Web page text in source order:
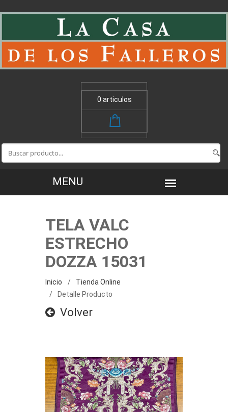
0 articulos
TELA VALC
ESTRECHO
DOZZA 15031
Inicio
Tienda Online
Detalle Producto
Volver